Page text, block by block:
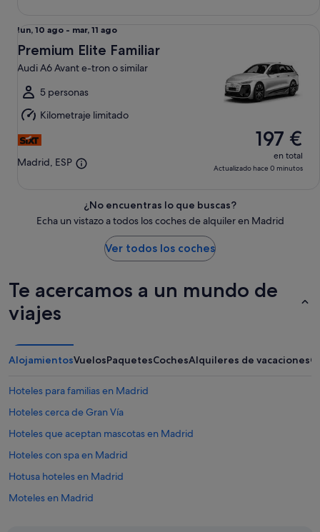
Del
lun,
10
ago
al
mar,
11
ago
lun, 10 ago - mar, 11 ago
Premium Elite Familiar
Audi A6 Avant e-tron o similar
5 personas
Kilometraje limitado
Madrid, ESP
197 €
en total
Actualizado hace 0 minutos
¿No encuentras lo que buscas?
Echa un vistazo a todos los coches de alquiler en Madrid
Ver todos los coches
Te acercamos a un mundo de
viajes
AlojamientosVuelosPaquetesCochesAlquileres de vacaciones
Hoteles para familias en Madrid
Hoteles cerca de Gran Vía
Hoteles que aceptan mascotas en Madrid
Hoteles con spa en Madrid
Hotusa hoteles en Madrid
Moteles en Madrid